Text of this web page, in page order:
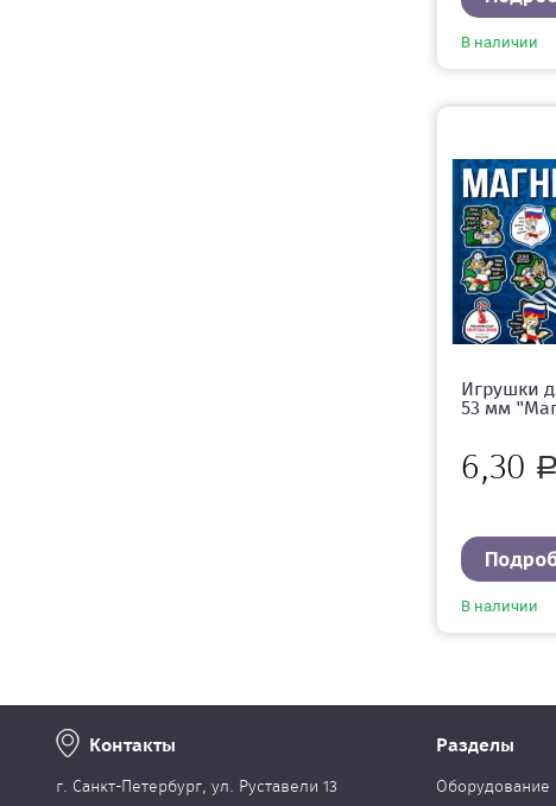
В наличии
Игрушки
53 мм
6,30 Р
В наличии
Контакты
г. Cанкт-Петербург, ул. Руставели 13
Разделы
Оборудование